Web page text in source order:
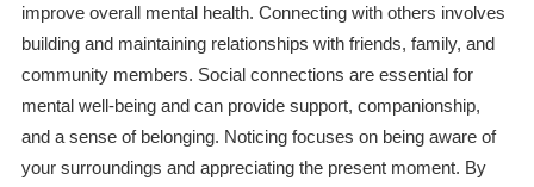
improve overall mental health. Connecting with others involves
building and maintaining relationships with friends, family, and
community members. Social connections are essential for
mental well-being and can provide support, companionship,
and a sense of belonging. Noticing focuses on being aware of
your surroundings and appreciating the present moment. By